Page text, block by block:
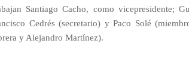
Santiago Cacho, como vicepresidente;
Cedrés (secretario) y Paco Solé
y Alejandro Martínez).